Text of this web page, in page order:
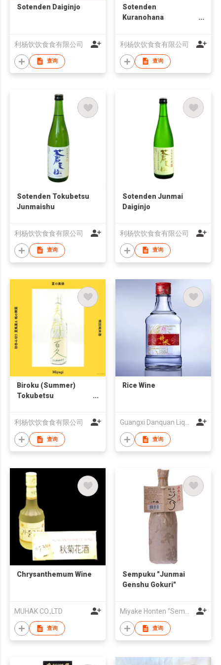
Sotenden Daiginjo
利杨饮饮食食有限公司
查询
Sotenden
Kuranohana
利杨饮饮食食有限公司
查询
Sotenden Tokubetsu
Junmaishu
利杨饮饮食食有限公司
查询
Sotenden Junmai
Daiginjo
利杨饮饮食食有限公司
查询
Biroku (Summer)
Tokubetsu
利杨饮饮食食有限公司
查询
Rice Wine
查询
Chrysanthemum Wine
MUHAK CO.,LTD
查询
Sempuku "Junmai
Genshu Gokuri"
Miyake Honten "Sempuku" Sake Brewery Co., Ltd.
查询